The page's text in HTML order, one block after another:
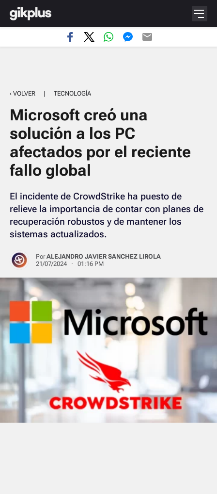
‹ VOLVER | TECNOLOGÍA
Microsoft creó una
solución a los PC
afectados por el reciente
fallo global
El incidente de CrowdStrike ha puesto de
relieve la importancia de contar con planes de
recuperación robustos y de mantener los
sistemas actualizados.
PorALEJANDRO JAVIER SANCHEZ LIROLA
21/07/2024 · 01:16 PM